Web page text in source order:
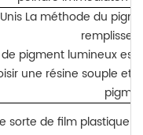
La méthode du
pigment lumineux est
une résine souple et
sorte de film plastique